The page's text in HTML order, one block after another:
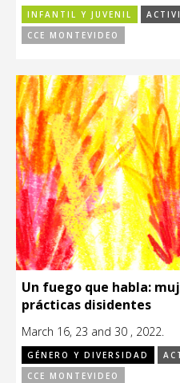
INFANTIL Y JUVENIL
CCE MONTEVIDEO
Un fuego que habla:
prácticas disidentes
March 16, 23 and 30 , 2022.
GÉNERO Y DIVERSIDAD
CCE MONTEVIDEO